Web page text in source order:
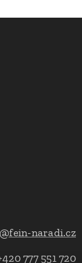
naradi.cz
777 551 720